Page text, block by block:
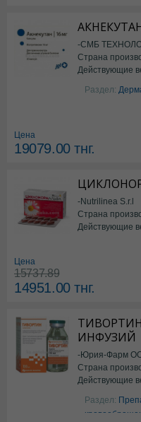
-СМБ
Страна
Действующие
Раздел:
Цена
19079.00тнг.
-Nutrilinea S.r.l
Страна
Действующие
Цена
15737.89
14951.00тнг.
ТИВОРТИН
ИНФУЗИЙ
-Юрия-Фарм
Страна
Действующие
Аргинин
Раздел: